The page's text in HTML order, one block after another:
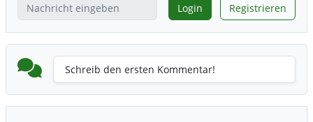
Login Registrieren
Schreib den ersten Kommentar!